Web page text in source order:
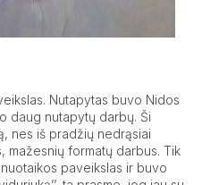
Nutapytas buvo Nidos
daug nutapytų darbų. Ši
nes iš pradžių nedrąsiai
mažesnių formatų darbus. Tik
paveikslas ir buvo